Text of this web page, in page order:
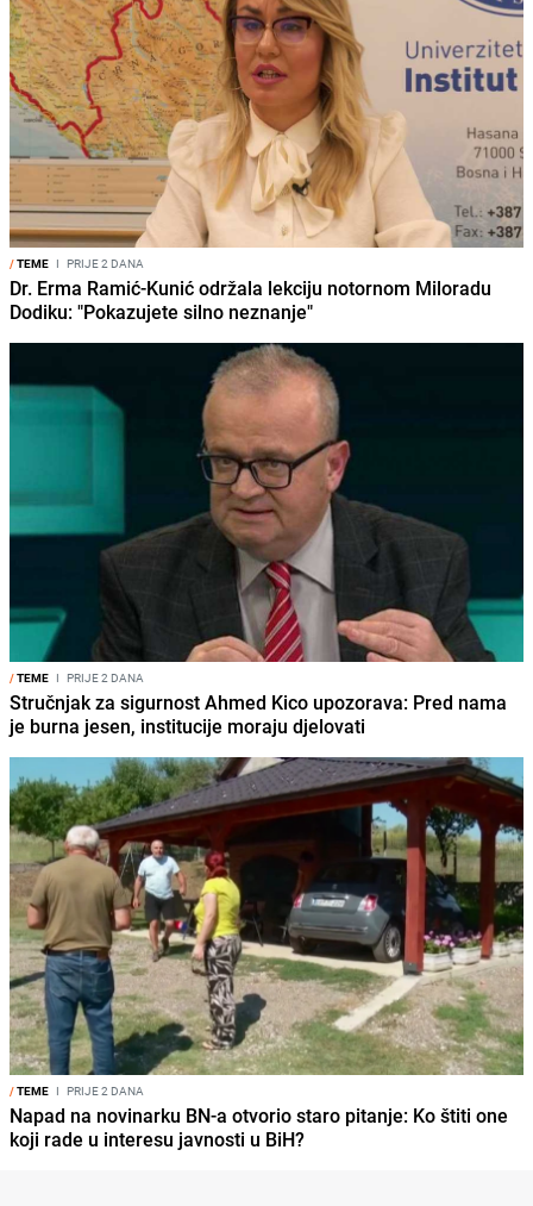
/TEME I PRIJE 2 DANA
Dr. Erma Ramić-Kunić održala lekciju notornom Miloradu
Dodiku: "Pokazujete silno neznanje"
/TEME I PRIJE 2 DANA
Stručnjak za sigurnost Ahmed Kico upozorava: Pred nama
je burna jesen, institucije moraju djelovati
/TEME I PRIJE 2 DANA
Napad na novinarku BN-a otvorio staro pitanje: Ko štiti one
koji rade u interesu javnosti u BiH?